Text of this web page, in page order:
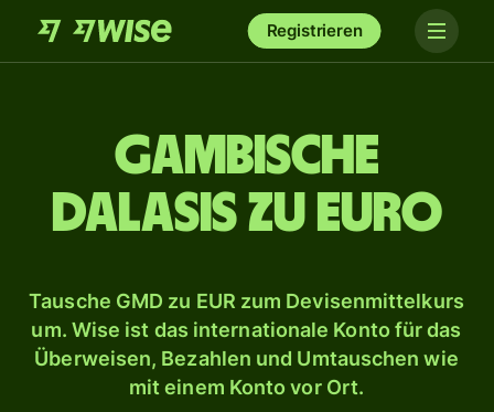
Registrieren
Gambische
Dalasis zu Euro
Tausche GMD zu EUR zum Devisenmittelkurs
um. Wise ist das internationale Konto für das
Überweisen, Bezahlen und Umtauschen wie
mit einem Konto vor Ort.